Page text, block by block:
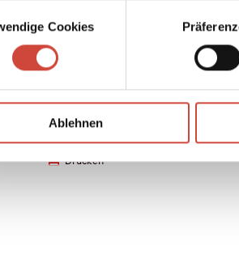
Cookies
Ablehnen
2024
/ € (A) 21.99
Drucken